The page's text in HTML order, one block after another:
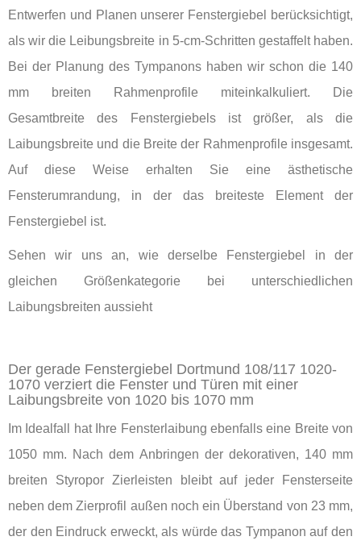
Entwerfen und Planen unserer Fenstergiebel berücksichtigt,
als wir die Leibungsbreite in 5-cm-Schritten gestaffelt haben.
Bei der Planung des Tympanons haben wir schon die 140
mm breiten Rahmenprofile miteinkalkuliert. Die
Gesamtbreite des Fenstergiebels ist größer, als die
Laibungsbreite und die Breite der Rahmenprofile insgesamt.
Auf diese Weise erhalten Sie eine ästhetische
Fensterumrandung, in der das breiteste Element der
Fenstergiebel ist.
Sehen wir uns an, wie derselbe Fenstergiebel in der
gleichen Größenkategorie bei unterschiedlichen
Laibungsbreiten aussieht
Der gerade Fenstergiebel Dortmund 108/117 1020-
1070 verziert die Fenster und Türen mit einer
Laibungsbreite von 1020 bis 1070 mm
Im Idealfall hat Ihre Fensterlaibung ebenfalls eine Breite von
1050 mm. Nach dem Anbringen der dekorativen, 140 mm
breiten Styropor Zierleisten bleibt auf jeder Fensterseite
neben dem Zierprofil außen noch ein Überstand von 23 mm,
der den Eindruck erweckt, als würde das Tympanon auf den